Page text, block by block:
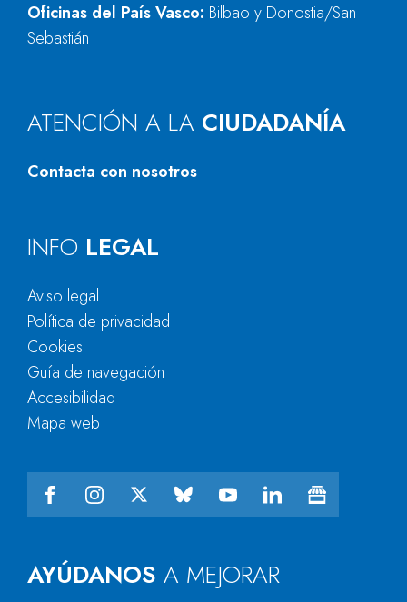
Oficinas del País Vasco: Bilbao y Donostia/San
Sebastián
ATENCIÓN A LA CIUDADANÍA
Contacta con nosotros
AYÚDANOS A MEJORAR
INFO LEGAL
Aviso legal
Política de privacidad
Cookies
Guía de navegación
Accesibilidad
Mapa web